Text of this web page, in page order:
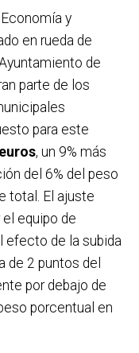
y
en rueda de
de
parte de los
para este
, un 9% más
del 6% del peso
total. El ajuste
equipo de
efecto de la subida
de 2 puntos del
por debajo de
porcentual en